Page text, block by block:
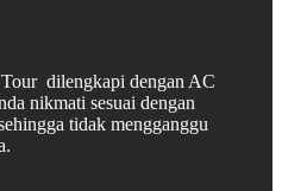
dilengkapi dengan AC
nikmati sesuai dengan
tidak mengganggu